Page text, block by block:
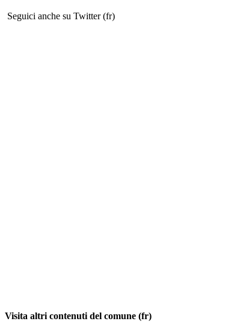
Seguici anche su Twitter (fr)
Visita altri contenuti del comune (fr)